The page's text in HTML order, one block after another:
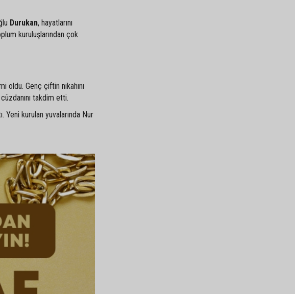
Durukan, hayatlarını
kuruluşlarından çok
oldu. Genç çiftin nikahını
takdim etti.
kurulan yuvalarında Nur